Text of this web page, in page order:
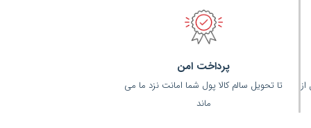
از
پرداخت امن
تا تحویل سالم کالا پول شما امانت نزد ما می
ماند